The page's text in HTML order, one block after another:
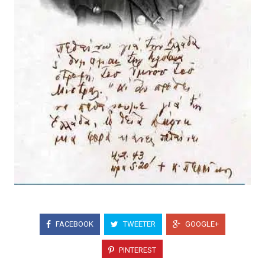
FACEBOOK TWEETER GOOGLE+
PINTEREST